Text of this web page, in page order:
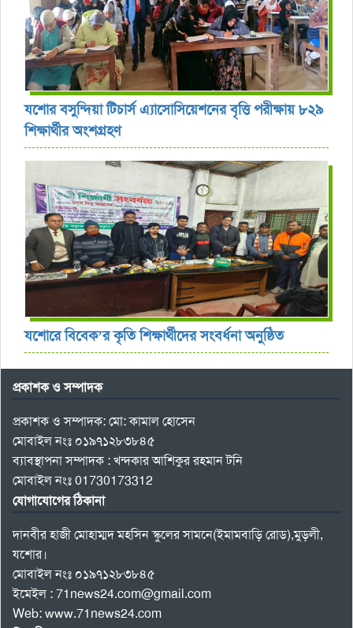
যশোর বসুন্দিয়া টিচার্স এ্যাসোসিয়েশনের বৃত্তি পরীক্ষায় ৮২৯
শিক্ষার্থীর অংশগ্রহণ
যশোরে বিবেক’র কৃতি শিক্ষার্থীদের সংবর্ধনা অনুষ্ঠিত
প্রকাশক ও সম্পাদক
প্রকাশক ও সম্পাদক: মো: কামাল হোসেন
মোবাইল নংঃ ০১৯৭১২৮৩৮৪৫
ব্যাবস্থাপনা সম্পাদক : খন্দকার আশিকুর রহমান টনি
মোবাইল নংঃ 01730173312
যোগাযোগের ঠিকানা
দানবীর হাজী মোহাম্মদ মহসিন স্কুলের সামনে(ইমামবাড়ি রোড),মুড়লী,
যশোর।
মোবাইল নংঃ ০১৯৭১২৮৩৮৪৫
ইমেইল : 71news24.com@gmail.com
Web: www.71news24.com